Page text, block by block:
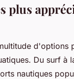
plus
d'options
Du surf à
nautiques